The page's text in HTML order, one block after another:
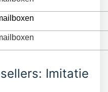
Imitatie